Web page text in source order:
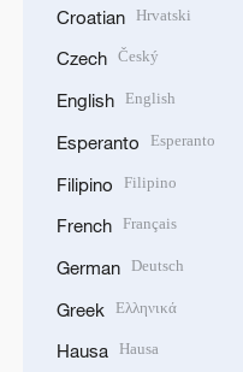
Croatian Hrvatski
Czech Český
English English
Esperanto Esperanto
Filipino Filipino
French Français
German Deutsch
Greek Ελληνικά
Hausa Hausa